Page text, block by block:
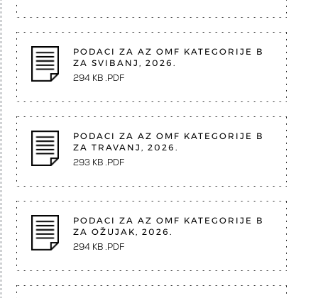
PODACI ZA AZ OMF KATEGORIJE B
ZA SVIBANJ, 2026.
294 KB .PDF
PODACI ZA AZ OMF KATEGORIJE B
ZA TRAVANJ, 2026.
293 KB .PDF
PODACI ZA AZ OMF KATEGORIJE B
ZA OŽUJAK, 2026.
294 KB .PDF